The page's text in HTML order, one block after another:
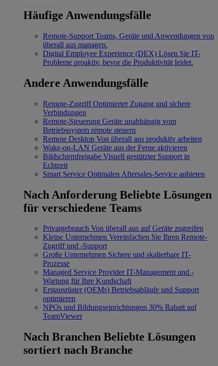
Häufige Anwendungsfälle
Remote-Support Teams, Geräte und Anwendungen von
überall aus managen.
Digital Employee Experience (DEX) Lösen Sie IT-
Probleme proaktiv, bevor die Produktivität leidet.
Andere Anwendungsfälle
Remote-Zugriff Optimierter Zugang und sichere
Verbindungen
Remote-Steuerung Geräte unabhängig vom
Betriebssystem remote steuern
Remote Desktop Von überall aus produktiv arbeiten
Wake-on-LAN Geräte aus der Ferne aktivieren
Bildschirmfreigabe Visuell gestützter Support in
Echtzeit
Smart Service Optimalen Aftersales-Service anbieten
Nach Anforderung Beliebte Lösungen
für verschiedene Teams
Privatgebrauch Von überall aus auf Geräte zugreifen
Kleine Unternehmen Vereinfachen Sie Ihren Remote-
Zugriff und -Support
Große Unternehmen Sichere und skalierbare IT-
Prozesse
Managed Service Provider IT-Management und -
Wartung für Ihre Kundschaft
Erstausrüster (OEMs) Betriebsabläufe und Support
optimieren
NPOs und Bildungseinrichtungen 30% Rabatt auf
TeamViewer
Nach Branchen Beliebte Lösungen
sortiert nach Branche